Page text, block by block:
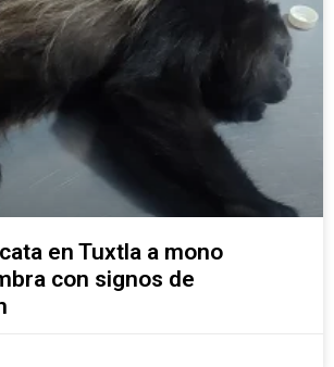
en Tuxtla a mono
con signos de